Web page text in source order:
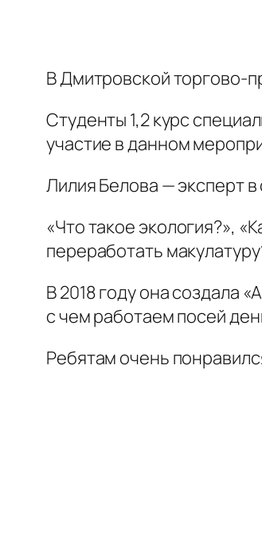
В Дмитровской торгово-
Студенты 1,2 курс
участие в данном
Лилия Белова — эксперт
«Что такое экология?»,
переработать
В 2018 году она создала
с чем работаем посей
Ребятам очень